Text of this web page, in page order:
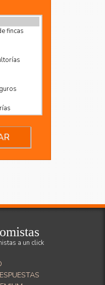
a un click